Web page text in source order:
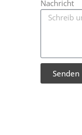
Nachricht
Senden